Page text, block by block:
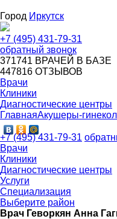
Город Иркутск
+7 (495) 431-79-31
обратный звонок
371741 ВРАЧЕЙ В БАЗЕ
447816 ОТЗЫВОВ
Врачи
Клиники
Диагностические центры
ГлавнаяАкушеры-
+7 (495) 431-79-31
Врачи
Клиники
Диагностические центры
Услуги
Специализация
Выберите район
Врач Геворкян Анна